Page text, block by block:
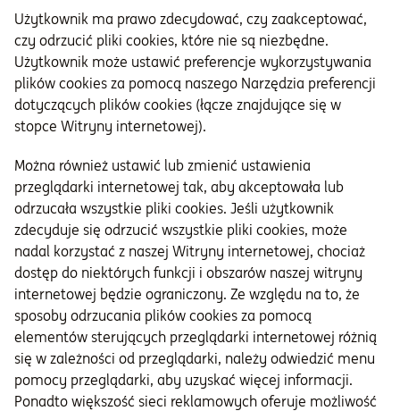
Użytkownik ma prawo zdecydować, czy zaakceptować,
czy odrzucić pliki cookies, które nie są niezbędne.
Użytkownik może ustawić preferencje wykorzystywania
plików cookies za pomocą naszego Narzędzia preferencji
dotyczących plików cookies (łącze znajdujące się w
stopce Witryny internetowej).
Można również ustawić lub zmienić ustawienia
przeglądarki internetowej tak, aby akceptowała lub
odrzucała wszystkie pliki cookies. Jeśli użytkownik
zdecyduje się odrzucić wszystkie pliki cookies, może
nadal korzystać z naszej Witryny internetowej, chociaż
dostęp do niektórych funkcji i obszarów naszej witryny
internetowej będzie ograniczony. Ze względu na to, że
sposoby odrzucania plików cookies za pomocą
elementów sterujących przeglądarki internetowej różnią
się w zależności od przeglądarki, należy odwiedzić menu
pomocy przeglądarki, aby uzyskać więcej informacji.
Ponadto większość sieci reklamowych oferuje możliwość